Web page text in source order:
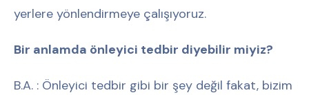
yerlere yönlendirmeye çalışıyoruz.
Bir anlamda önleyici tedbir diyebilir miyiz?
B.A. : Önleyici tedbir gibi bir şey değil fakat, bizim